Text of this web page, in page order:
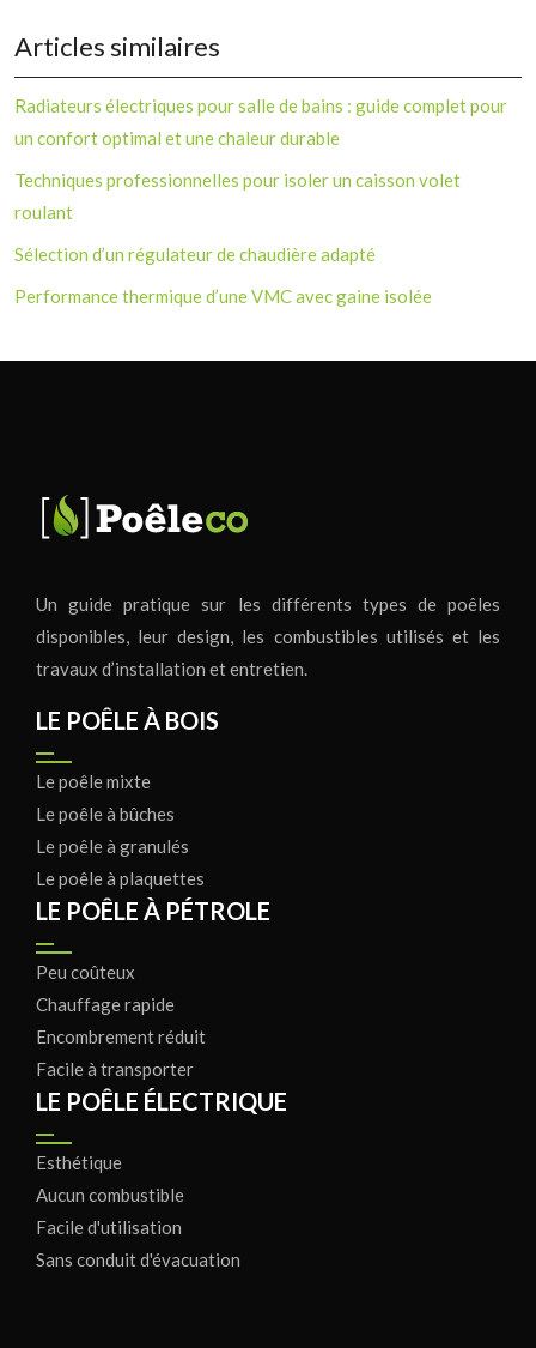
Articles similaires
Radiateurs électriques pour salle de bains : guide complet pour
un confort optimal et une chaleur durable
Techniques professionnelles pour isoler un caisson volet
roulant
Sélection d’un régulateur de chaudière adapté
Performance thermique d’une VMC avec gaine isolée
Un guide pratique sur les différents types de poêles
disponibles, leur design, les combustibles utilisés et les
travaux d’installation et entretien.
LE POÊLE À BOIS
Le poêle mixte
Le poêle à bûches
Le poêle à granulés
Le poêle à plaquettes
LE POÊLE À PÉTROLE
Peu coûteux
Chauffage rapide
Encombrement réduit
Facile à transporter
LE POÊLE ÉLECTRIQUE
Esthétique
Aucun combustible
Facile d'utilisation
Sans conduit d'évacuation